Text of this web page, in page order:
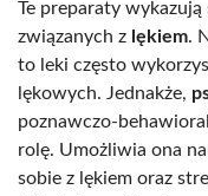
Te preparaty
związanych z lękiem.
to leki często
lękowych. Jednakże,
poznawczo-
rolę. Umożliwia ona
sobie z lękiem oraz